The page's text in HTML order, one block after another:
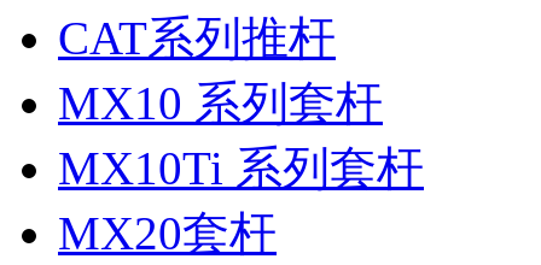
CAT系列推杆
MX10 系列套杆
MX10Ti 系列套杆
MX20套杆